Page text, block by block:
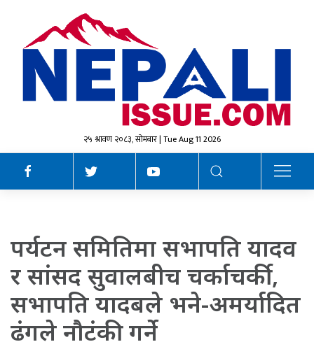
२५ श्रावण २०८३, सोमबार | Tue Aug 11 2026
पर्यटन समितिमा सभापति यादव
र सांसद सुवालबीच चर्काचर्की,
सभापति यादबले भने-अमर्यादित
ढंगले नौटंकी गर्ने